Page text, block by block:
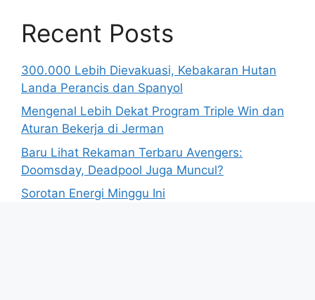
Recent Posts
300.000 Lebih Dievakuasi, Kebakaran Hutan
Landa Perancis dan Spanyol
Mengenal Lebih Dekat Program Triple Win dan
Aturan Bekerja di Jerman
Baru Lihat Rekaman Terbaru Avengers:
Doomsday, Deadpool Juga Muncul?
Sorotan Energi Minggu Ini